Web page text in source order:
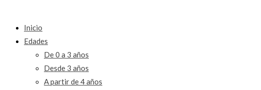
Inicio
Edades
De 0 a 3 años
Desde 3 años
A partir de 4 años